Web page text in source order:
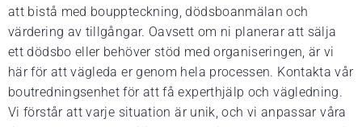
att bistå med bouppteckning, dödsboanmälan och
värdering av tillgångar. Oavsett om ni planerar att sälja
ett dödsbo eller behöver stöd med organiseringen, är vi
här för att vägleda er genom hela processen. Kontakta vår
boutredningsenhet för att få experthjälp och vägledning.
Vi förstår att varje situation är unik, och vi anpassar våra